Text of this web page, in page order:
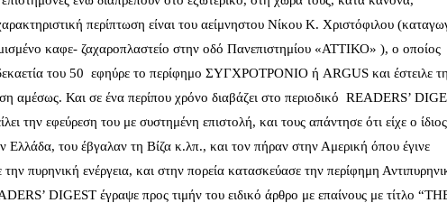
περίπτωση είναι του αείμνηστου Νίκου Κ. Χριστόφιλου
καφε- ζαχαροπλαστείο στην οδό Πανεπιστημίου «ΑΤΤΙΚΟ» ), ο οποίος
του 50 εφηύρε το περίφημο ΣΥΓΧΡΟΤΡΟΝΙΟ ή ARGUS και έστειλε τη
αμέσως. Και σε ένα περίπου χρόνο διαβάζει στο περιοδικό READERS’
την εφεύρεση του με συστημένη επιστολή, και τους απάντησε ότι είχε ο ίδιος
Ελλάδα, του έβγαλαν τη Βίζα κ.λπ., και τον πήραν στην Αμερική όπου έγινε
πυρηνική ενέργεια, και στην πορεία κατασκεύασε την περίφημη
DIGEST έγραψε προς τιμήν του ειδικό άρθρο με επαίνους με τίτλο